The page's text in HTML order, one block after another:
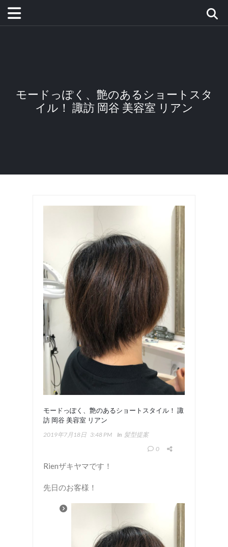
モードっぽく、艶のあるショートスタ
イル！ 諏訪 岡谷 美容室 リアン
モードっぽく、艶のあるショートスタイル！ 諏
訪 岡谷 美容室 リアン
2019年7月18日 3:48 PM In 髪型提案
0
Rienザキヤマです！
先日のお客様！